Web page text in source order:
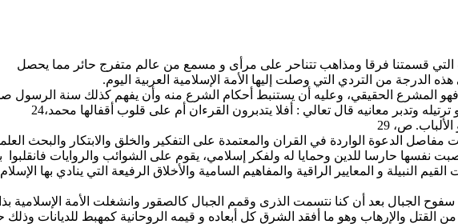
التي قسمتنا فرقا ومذاهب تتناحر على مرأى و مسمع من عالم متفرج حائر مما يحصل
الدرجة من التردي التي وصلت إليها الأمة الإسلامية العربية اليوم.
المشرع الحقيقي، وعليه أن يستنبط أحكام الشرع منه وأن يفهم كذلك سنة الرسول
وتدبر معانيه قال تعالي : أفلا يتدبرون القرءان أم على قلوب أقفالها محمد،24
ص، 29
مفاصل الدعوة الواردة في القران والمعتمدة على التفكير والخلق والابتكار والبحث
نفسها حارسا للدين وحمايا له ولفكر إسلامي، يقوم على الشوائب والروايات
النبيلة و المعايير الراقية والمفاهيم السامية والأخلاق الرفيعة التي ينادي بها
سفوح الجبال بعد أن كنا نتسمت الذرى وقمم الجبال كالصقور وانشغلت الأمة
والإرهاب وهو ما أفقد الشرق كل أبعاده و قيمه الروحانية كمهبط للديانات